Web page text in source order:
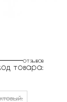
отзывов
товара: